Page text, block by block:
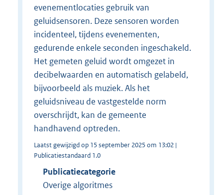
evenementlocaties gebruik van
geluidsensoren. Deze sensoren worden
incidenteel, tijdens evenementen,
gedurende enkele seconden ingeschakeld.
Het gemeten geluid wordt omgezet in
decibelwaarden en automatisch gelabeld,
bijvoorbeeld als muziek. Als het
geluidsniveau de vastgestelde norm
overschrijdt, kan de gemeente
handhavend optreden.
Laatst gewijzigd op 15 september 2025 om 13:02 |
Publicatiestandaard 1.0
Publicatiecategorie
Overige algoritmes